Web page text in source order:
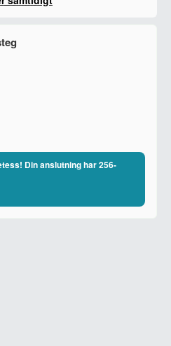
Din anslutning har 256-